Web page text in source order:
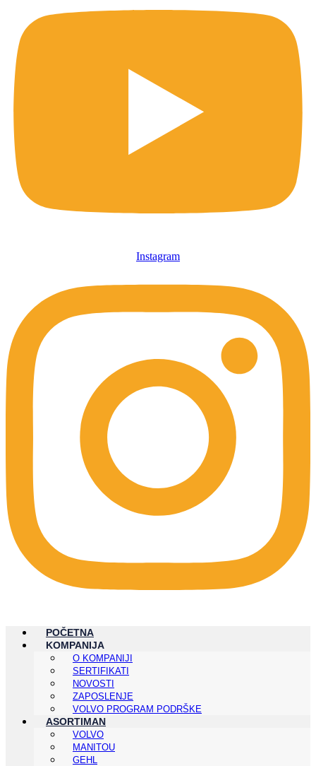
Instagram
POČETNA
KOMPANIJA
O KOMPANIJI
SERTIFIKATI
NOVOSTI
ZAPOSLENJE
VOLVO PROGRAM PODRŠKE
ASORTIMAN
VOLVO
MANITOU
GEHL